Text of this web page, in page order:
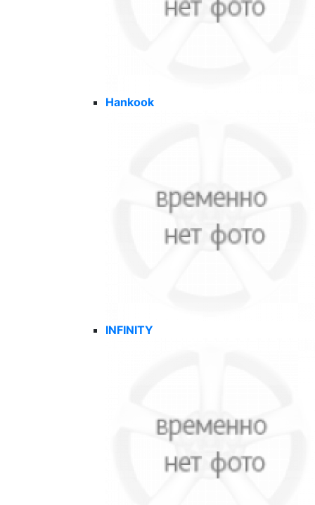
Hankook
INFINITY